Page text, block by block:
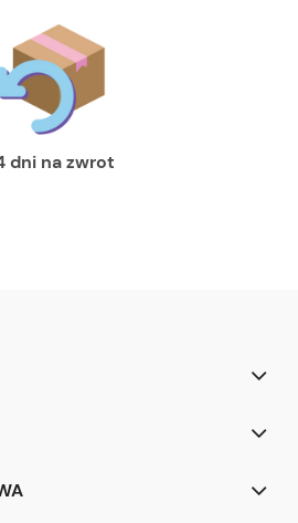
dni na zwrot